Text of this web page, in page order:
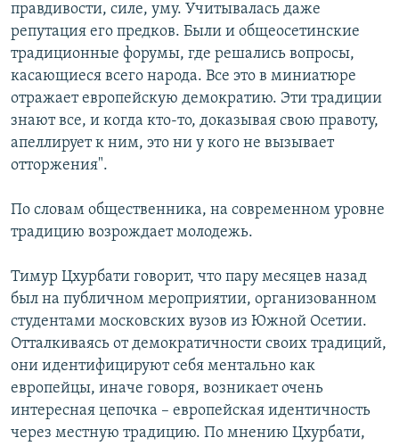
правдивости, силе, уму. Учитывалась даже
репутация его предков. Были и общеосетинские
традиционные форумы, где решались вопросы,
касающиеся всего народа. Все это в миниатюре
отражает европейскую демократию. Эти традиции
знают все, и когда кто-то, доказывая свою правоту,
апеллирует к ним, это ни у кого не вызывает
отторжения".
По словам общественника, на современном уровне
традицию возрождает молодежь.
Тимур Цхурбати говорит, что пару месяцев назад
был на публичном мероприятии, организованном
студентами московских вузов из Южной Осетии.
Отталкиваясь от демократичности своих традиций,
они идентифицируют себя ментально как
европейцы, иначе говоря, возникает очень
интересная цепочка – европейская идентичность
через местную традицию. По мнению Цхурбати,